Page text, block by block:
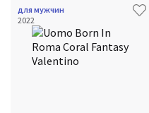
для мужчин
2022